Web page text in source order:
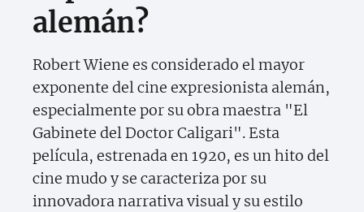
alemán?
Robert Wiene es considerado el mayor
exponente del cine expresionista alemán,
especialmente por su obra maestra "El
Gabinete del Doctor Caligari". Esta
película, estrenada en 1920, es un hito del
cine mudo y se caracteriza por su
innovadora narrativa visual y su estilo